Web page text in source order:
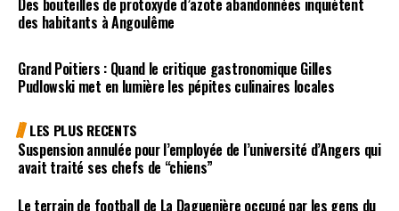
des habitants à Angoulême
Grand Poitiers : Quand le critique gastronomique Gilles
Pudlowski met en lumière les pépites culinaires locales
LES PLUS RECENTS
Suspension annulée pour l’employée de l’université d’Angers qui
avait traité ses chefs de “chiens”
Le terrain de football de La Daguenière occupé par les gens du